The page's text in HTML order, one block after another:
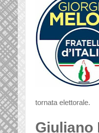
tornata elettorale.
Giuliano